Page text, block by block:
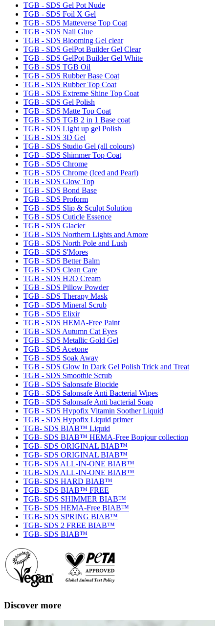
TGB - SDS Gel Pot Nude
TGB - SDS Foil X Gel
TGB - SDS Matteverse Top Coat
TGB - SDS Nail Glue
TGB - SDS Blooming Gel clear
TGB - SDS GelPot Builder Gel Clear
TGB - SDS GelPot Builder Gel White
TGB - SDS TGB Oil
TGB - SDS Rubber Base Coat
TGB - SDS Rubber Top Coat
TGB - SDS Extreme Shine Top Coat
TGB - SDS Gel Polish
TGB - SDS Matte Top Coat
TGB - SDS TGB 2 in 1 Base coat
TGB - SDS Light up gel Polish
TGB - SDS 3D Gel
TGB - SDS Studio Gel (all colours)
TGB - SDS Shimmer Top Coat
TGB - SDS Chrome
TGB - SDS Chrome (Iced and Pearl)
TGB - SDS Glow Top
TGB - SDS Bond Base
TGB - SDS Proform
TGB - SDS Slip & Sculpt Solution
TGB - SDS Cuticle Essence
TGB - SDS Glacier
TGB - SDS Northern Lights and Amore
TGB - SDS North Pole and Lush
TGB - SDS S'Mores
TGB - SDS Better Balm
TGB - SDS Clean Care
TGB - SDS H2O Cream
TGB - SDS Pillow Powder
TGB - SDS Therapy Mask
TGB - SDS Mineral Scrub
TGB - SDS Elixir
TGB - SDS HEMA-Free Paint
TGB - SDS Autumn Cat Eyes
TGB - SDS Metallic Gold Gel
TGB - SDS Acetone
TGB - SDS Soak Away
TGB - SDS Glow In Dark Gel Polish Trick and Treat
TGB - SDS Smoothie Scrub
TGB - SDS Salonsafe Biocide
TGB - SDS Salonsafe Anti Bacterial Wipes
TGB - SDS Salonsafe Anti bacterial Soap
TGB - SDS Hypofix Vitamin Soother Liquid
TGB - SDS Hypofix Liquid primer
TGB- SDS BIAB™ Liquid
TGB- SDS BIAB™ HEMA-Free Bonjour collection
TGB- SDS ORIGINAL BIAB™
TGB- SDS ORIGINAL BIAB™
TGB- SDS ALL-IN-ONE BIAB™
TGB- SDS ALL-IN-ONE BIAB™
TGB- SDS HARD BIAB™
TGB- SDS BIAB™ FREE
TGB- SDS SHIMMER BIAB™
TGB- SDS HEMA-Free BIAB™
TGB- SDS SPRING BIAB™
TGB- SDS 2 FREE BIAB™
TGB- SDS BIAB™
Discover more